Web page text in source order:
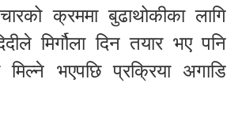
क्रममा बुढाथोकीका लागि
मिर्गौला दिन तयार भए पनि
मिल्ने भएपछि प्रक्रिया अगाडि